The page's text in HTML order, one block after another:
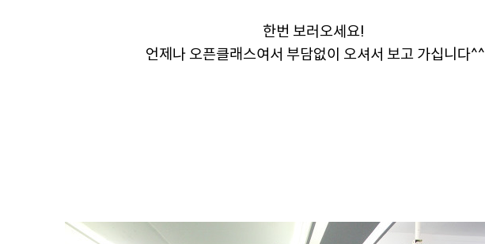
한번 보러오세요!
언제나 오픈클래스여서 부담없이 오셔서 보고 가십니다^^